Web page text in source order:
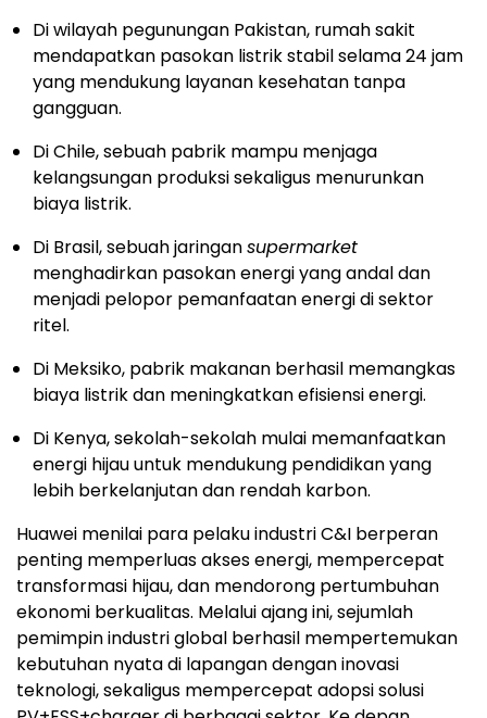
Di wilayah pegunungan Pakistan, rumah sakit
mendapatkan pasokan listrik stabil selama 24 jam
yang mendukung layanan kesehatan tanpa
gangguan.
Di Chile, sebuah pabrik mampu menjaga
kelangsungan produksi sekaligus menurunkan
biaya listrik.
Di Brasil, sebuah jaringansupermarket
menghadirkan pasokan energi yang andal dan
menjadi pelopor pemanfaatan energi di sektor
ritel.
Di Meksiko, pabrik makanan berhasil memangkas
biaya listrik dan meningkatkan efisiensi energi.
Di Kenya, sekolah-sekolah mulai memanfaatkan
energi hijau untuk mendukung pendidikan yang
lebih berkelanjutan dan rendah karbon.
Huawei menilai para pelaku industri C&I berperan
penting memperluas akses energi, mempercepat
transformasi hijau, dan mendorong pertumbuhan
ekonomi berkualitas. Melalui ajang ini, sejumlah
pemimpin industri global berhasil mempertemukan
kebutuhan nyata di lapangan dengan inovasi
teknologi, sekaligus mempercepat adopsi solusi